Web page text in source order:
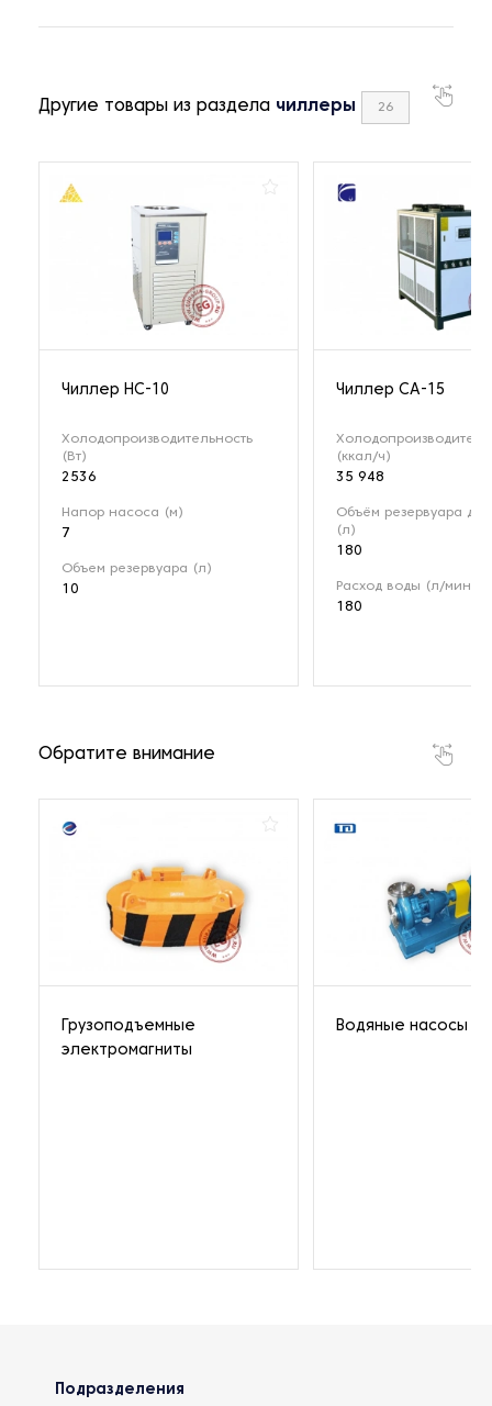
Другие товары из раздела чиллеры 26
Чиллер HC-10
Холодопроизводительность
(Вт)
2536
Напор насоса (м)
7
Объем резервуара (л)
10
Чиллер СА-15
(ккал/ч)
35 948
Объём резервуара
(л)
180
Расход воды (л/мин)
180
Обратите внимание
Грузоподъемные
электромагниты
Водяные насосы
Подразделения